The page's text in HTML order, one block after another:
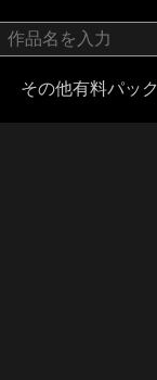
その他有料パック